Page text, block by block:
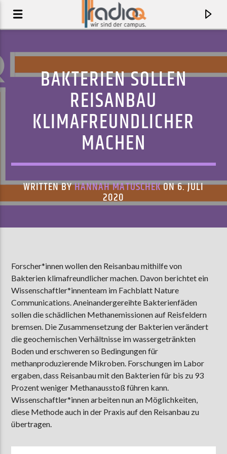
AKTUELLER TRACK
PARASITE
AKTUELLE SENDUNG
MOEBIUS
00:00 18:00
ZU HÖREN IN Münster90,9 MHzSteinfurt103,9 MHz
BAKTERIEN SOLLEN
REISANBAU
KLIMAFREUNDLICHER
MACHEN
WRITTEN BYHANNAH MATUSCHEKON 6. JULI
2020
Forscher*innen wollen den Reisanbau mithilfe von
Bakterien klimafreundlicher machen. Davon berichtet ein
Wissenschaftler*innenteam im Fachblatt Nature
Communications. Aneinandergereihte Bakterienfäden
sollen die schädlichen Methanemissionen auf Reisfeldern
bremsen. Die Zusammensetzung der Bakterien verändert
die geochemischen Verhältnisse im wassergetränkten
Boden und erschweren so Bedingungen für
methanproduzierende Mikroben. Forschungen im Labor
ergaben, dass Reisanbau mit den Bakterien für bis zu 93
Prozent weniger Methanausstoß führen kann.
Wissenschaftler*innen arbeiten nun an Möglichkeiten,
diese Methode auch in der Praxis auf den Reisanbau zu
übertragen.